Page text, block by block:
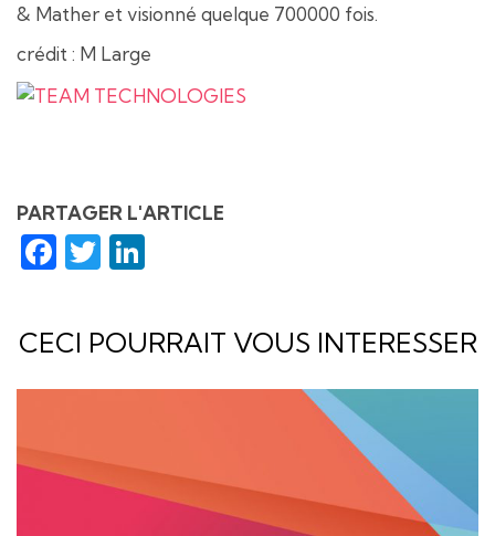
& Mather et visionné quelque 700000 fois.
crédit : M Large
PARTAGER L'ARTICLE
Facebook
Twitter
CECI POURRAIT VOUS INTERESSER